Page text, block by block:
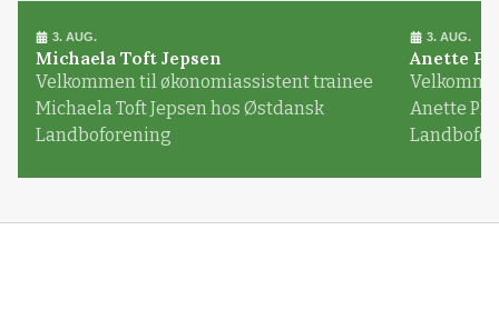
3. AUG.
Michaela Toft Jepsen
Velkommen til økonomiassistent trainee
Michaela Toft Jepsen hos Østdansk
Landboforening
3. AUG.
Anette
Anette